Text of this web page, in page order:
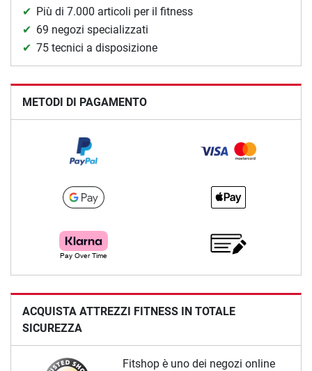
Più di 7.000 articoli per il fitness
69 negozi specializzati
75 tecnici a disposizione
METODI DI PAGAMENTO
ACQUISTA ATTREZZI FITNESS IN TOTALE
SICUREZZA
Fitshop è uno dei negozi online